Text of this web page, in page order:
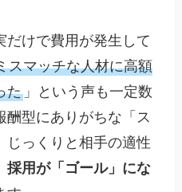
だけで費用が発生して
スマッチな人材に高額
た 」という声も一定数
酬型にありがちな「ス
じっくりと相手の適性
採用が「ゴール」にな